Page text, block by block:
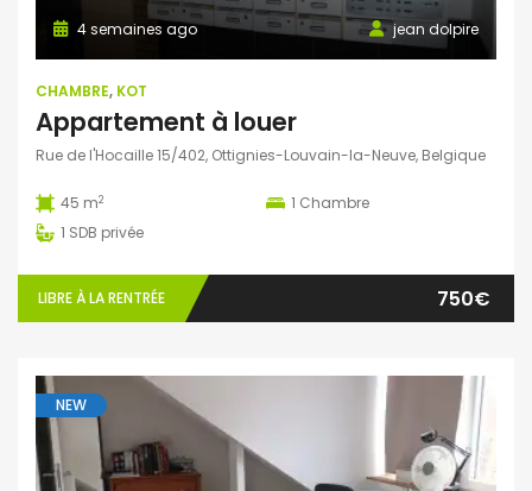
jean dolpire
4 semaines ago
CHAMBRE, KOT
Appartement à louer
Rue de l'Hocaille 15/402, Ottignies-Louvain-la-Neuve, Belgique
45 m2 1 Chambre
1 SDB privée
LIBRE À LA RENTRÉE 750€
NEW